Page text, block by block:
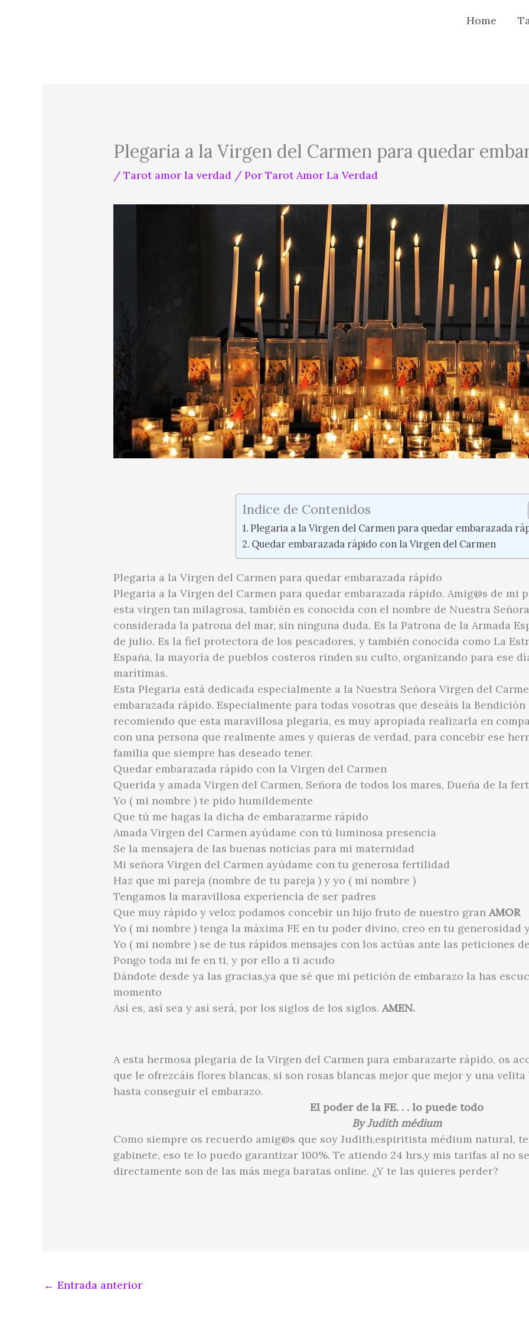
Home
Plegaria a la Virgen del Carmen para quedar
/Tarot amor la verdad / PorTarot Amor La Verdad
Indice de Contenidos
Plegaria a la Virgen del Carmen para quedar embarazada
Quedar embarazada rápido con la Virgen del Carmen
Plegaria a la Virgen del Carmen para quedar embarazada rápido
Plegaria a la Virgen del Carmen para quedar embarazada rápido. Amig@s de mi
esta virgen tan milagrosa, también es conocida con el nombre de Nuestra
considerada la patrona del mar, sin ninguna duda. Es la Patrona de la Armada
de julio. Es la fiel protectora de los pescadores, y también conocida como La
España, la mayoría de pueblos costeros rinden su culto, organizando para ese
marítimas.
Esta Plegaria está dedicada especialmente a la Nuestra Señora Virgen del
embarazada rápido. Especialmente para todas vosotras que deseáis la
recomiendo que esta maravillosa plegaria, es muy apropiada realizarla en
con una persona que realmente ames y quieras de verdad, para concebir ese
familia que siempre has deseado tener.
Quedar embarazada rápido con la Virgen del Carmen
Querida y amada Virgen del Carmen, Señora de todos los mares, Dueña de la
Yo ( mi nombre ) te pido humildemente
Que tú me hagas la dicha de embarazarme rápido
Amada Virgen del Carmen ayúdame con tú luminosa presencia
Se la mensajera de las buenas noticias para mi maternidad
Mi señora Virgen del Carmen ayúdame con tu generosa fertilidad
Haz que mi pareja (nombre de tu pareja ) y yo ( mi nombre )
Tengamos la maravillosa experiencia de ser padres
Que muy rápido y veloz podamos concebir un hijo fruto de nuestro granAMOR
Yo ( mi nombre ) tenga la máxima FE en tu poder divino, creo en tu generosidad
Yo ( mi nombre ) se de tus rápidos mensajes con los actúas ante las peticiones
Pongo toda mi fe en ti, y por ello a ti acudo
Dándote desde ya las gracias,ya que sé que mi petición de embarazo la has
momento
Así es, así sea y así será, por los siglos de los siglos.AMEN.
A esta hermosa plegaria de la Virgen del Carmen para embarazarte rápido, os
que le ofrezcáis flores blancas, si son rosas blancas mejor que mejor y una
hasta conseguir el embarazo.
El poder de la FE. . . lo puede todo
By Judith médium
Como siempre os recuerdo amig@s que soy Judith,espiritista médium natural,
gabinete, eso te lo puedo garantizar 100%. Te atiendo 24 hrs,y mis tarifas al no
directamente son de las más mega baratas online. ¿Y te las quieres perder?
← Entrada anterior